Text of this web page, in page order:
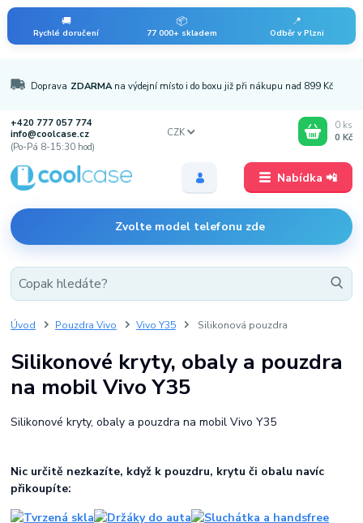
🚚
Rychlé doručení
📦
77 000+ skladem
📍
Odběr v Plzni
Nabídka 📲
Doprava ZDARMA na výdejní místo i do boxu již při nákupu nad 899 Kč
+420 777 057 774
info@coolcase.cz
(Po-Pá 8-15:30 hod)
Zvolte model telefonu zde
CZK
0 ks
0 Kč
Úvod Pouzdra Vivo Vivo Y35 Silikonová pouzdra
Silikonové kryty, obaly a pouzdra
na mobil Vivo Y35
Silikonové kryty, obaly a pouzdra na mobil Vivo Y35
Nic určitě nezkazíte, když k pouzdru, krytu či obalu navíc
přikoupíte: